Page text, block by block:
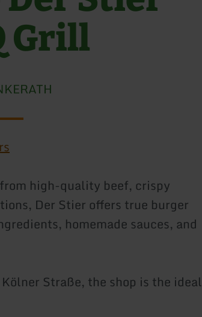
Grill
high-quality beef, crispy
Der Stier offers true burger
homemade sauces, and
Straße, the shop is the ideal